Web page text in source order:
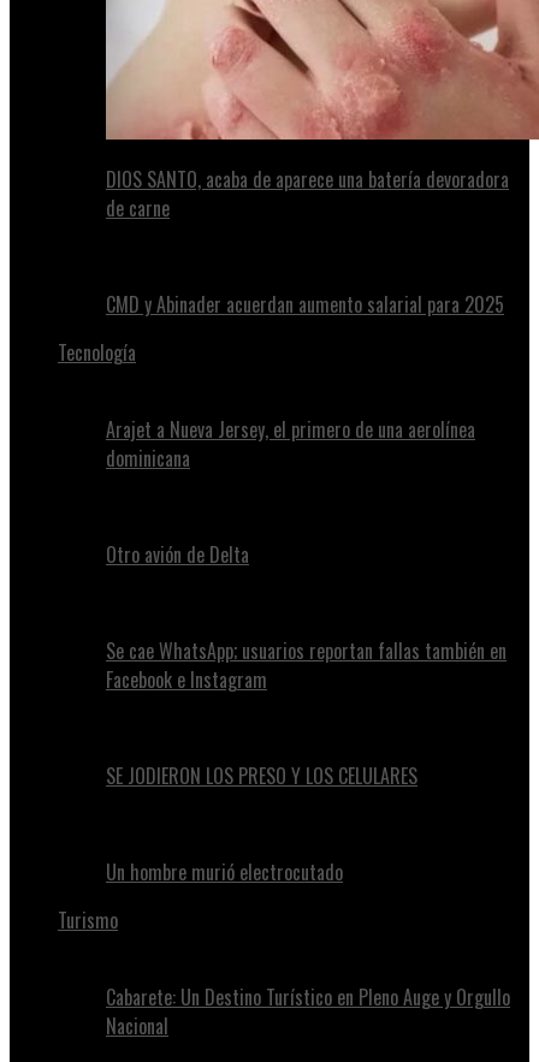
DIOS SANTO, acaba de aparece una batería devoradora
de carne
CMD y Abinader acuerdan aumento salarial para 2025
Tecnología
Arajet a Nueva Jersey, el primero de una aerolínea
dominicana
Otro avión de Delta
Se cae WhatsApp; usuarios reportan fallas también en
Facebook e Instagram
SE JODIERON LOS PRESO Y LOS CELULARES
Un hombre murió electrocutado
Turismo
Cabarete: Un Destino Turístico en Pleno Auge y Orgullo
Nacional